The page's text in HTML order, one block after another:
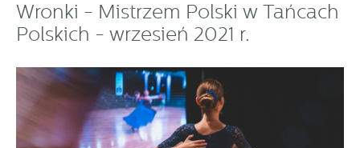
Wronki - Mistrzem Polski w Tańcach
Polskich - wrzesień 2021 r.